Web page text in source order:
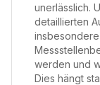
unerlässlich.
detaillierten
werden und
Dies hängt